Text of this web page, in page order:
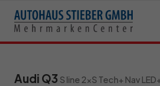
Audi Q3 S line 2xS Tech+ Nav